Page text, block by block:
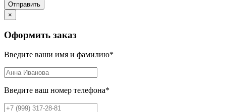
Отправить
×
Оформить заказ
Введите ваши имя и фамилию*
Введите ваш номер телефона*